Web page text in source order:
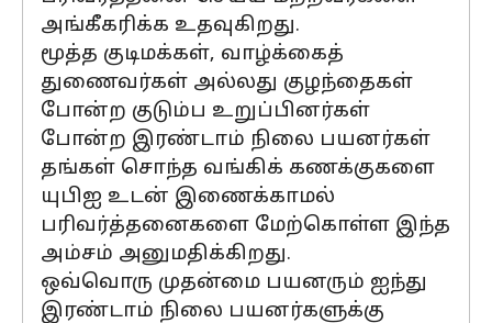
அங்கீகரிக்க உதவுகிறது.
மூத்த குடிமக்கள், வாழ்க்கைத்
துணைவர்கள் அல்லது குழந்தைகள்
போன்ற குடும்ப உறுப்பினர்கள்
போன்ற இரண்டாம் நிலை பயனர்கள்
தங்கள் சொந்த வங்கிக் கணக்குகளை
யுபிஐ உடன் இணைக்காமல்
பரிவர்த்தனைகளை மேற்கொள்ள இந்த
அம்சம் அனுமதிக்கிறது.
ஒவ்வொரு முதன்மை பயனரும் ஐந்து
இரண்டாம் நிலை பயனர்களுக்கு